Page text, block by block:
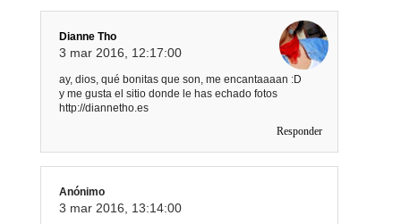
Dianne Tho
3 mar 2016, 12:17:00
ay, dios, qué bonitas que son, me encantaaaan :D
y me gusta el sitio donde le has echado fotos
http://diannetho.es
Responder
Anónimo
3 mar 2016, 13:14:00